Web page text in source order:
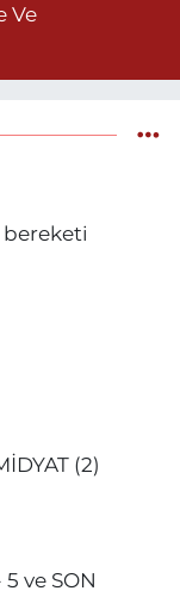
Ve
bereketi
(2)
Doktor Nihat ÖZKAN- 5 ve SON